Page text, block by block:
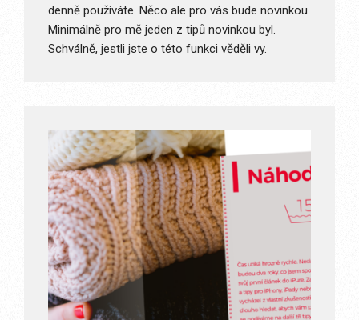
denně používáte. Něco ale pro vás bude novinkou.
Minimálně pro mě jeden z tipů novinkou byl.
Schválně, jestli jste o této funkci věděli vy.